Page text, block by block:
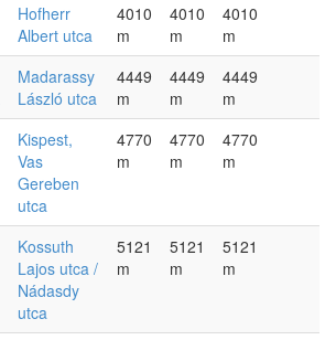
Hofherr
Albert utca
4010
m
4010
m
4010
m
Madarassy
László utca
4449
m
4449
m
4449
m
Kispest,
Vas
Gereben
utca
4770
m
4770
m
4770
m
Kossuth
Lajos utca /
Nádasdy
utca
5121
m
5121
m
5121
m